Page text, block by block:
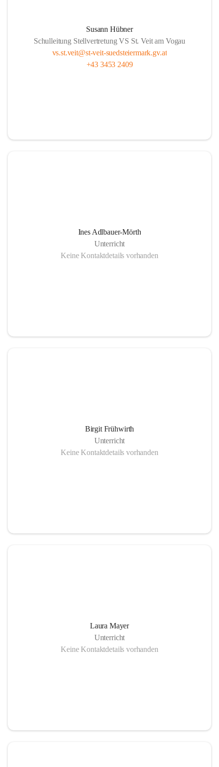
Susann Hübner
Schulleitung Stellvertretung VS St. Veit am Vogau
vs.st.veit@st-veit-suedsteiermark.gv.at
+43 3453 2409
Ines Adlbauer-Mörth
Unterricht
Keine Kontaktdetails vorhanden
Birgit Frühwirth
Unterricht
Keine Kontaktdetails vorhanden
Laura Mayer
Unterricht
Keine Kontaktdetails vorhanden